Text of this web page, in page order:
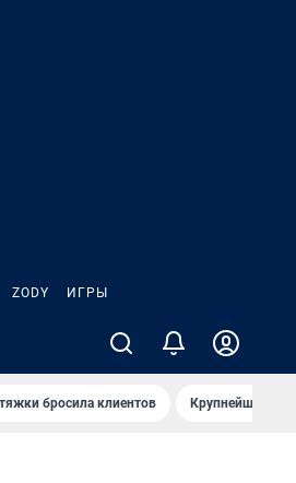
ZODY ИГРЫ
бросила клиентов Крупнейшие